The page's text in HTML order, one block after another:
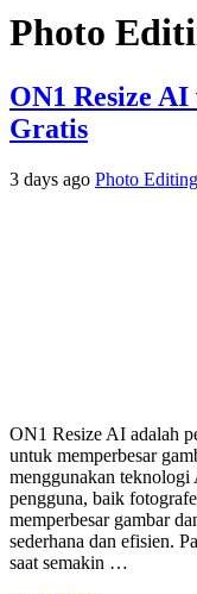
Photo
ON1 Resize AI
Gratis
3 days ago Photo Editing
ON1 Resize AI adalah
untuk memperbesar
menggunakan
pengguna, baik
memperbesar gambar
sederhana dan efisien.
saat semakin …